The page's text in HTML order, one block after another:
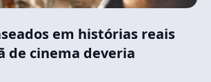
em histórias reais
de cinema deveria